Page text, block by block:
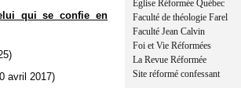
qui se confie en
avril 2017)
Église Réformée Québec
Faculté de théologie Farel
Faculté Jean Calvin
Foi et Vie Réformées
La Revue Réformée
Site réformé confessant